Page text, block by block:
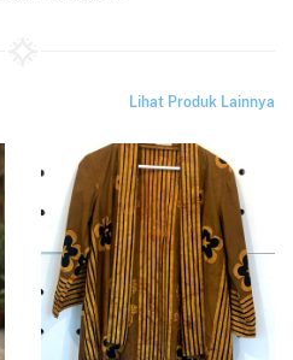
Lihat Produk Lainnya